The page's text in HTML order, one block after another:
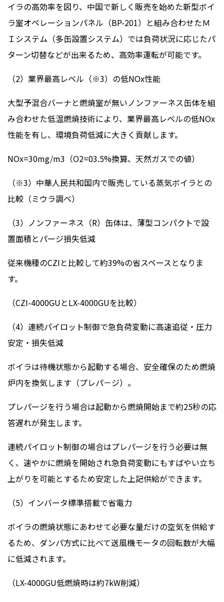
イラの高効率を図り、中国で新しく販売を始めた新型ボイ
ラ室オペレーションパネル（BP-201）と組み合わせたＭ
Ｉシステム（多缶設置システム）では負荷状況に応じたパ
ターン切替などが出来るため、高効率運転が可能です。
（2）業界最高レベル（※3）の低NOx性能
大型予混合バーナと燃焼室が無いノンファーネス缶体を組
み合わせた低温燃焼技術により、業界最高レベルの低NOx
性能を有し、環境負荷低減に大きく貢献します。
NOx=30mg/m3（O2=03.5%換算、天然ガスでの値）
（※3）中華人民共和国内で販売している蒸気ボイラとの
比較（ミウラ調べ）
（3）ノンファーネス（R）缶体は、薄型コンパクトで設
置面積とパージ損失低減
従来機種のCZIと比較して約39%の省スペースとなりま
す。
（CZI-4000GUとLX-4000GUを比較）
（4）連続パイロット制御で急負荷変動に高速追従・圧力
安定・損失低減
ボイラは待機状態から起動する場合、安全確保のため燃焼
炉内を換気します（プレパ－ジ）。
プレパージを行う場合は起動から燃焼開始まで約25秒の応
答遅れが発生します。
連続パイロット制御の場合はプレパージを行う必要は無
く、速やかに燃焼を開始され急負荷変動にもすばやい立ち
上がりを可能とするため安定した上記供給ができます。
（5）インバータ標準搭載で省電力
ボイラの燃焼状態にあわせて必要な量だけの空気を供給す
るため、ダンパ方式に比べて送風機モータの回転数が大幅
に低減されます。
（LX-4000GU低燃焼時は約7kW削減）